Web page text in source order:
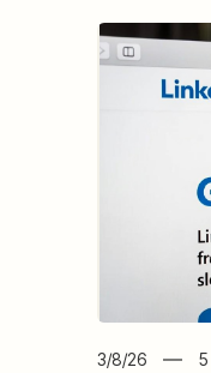
3/8/26 5